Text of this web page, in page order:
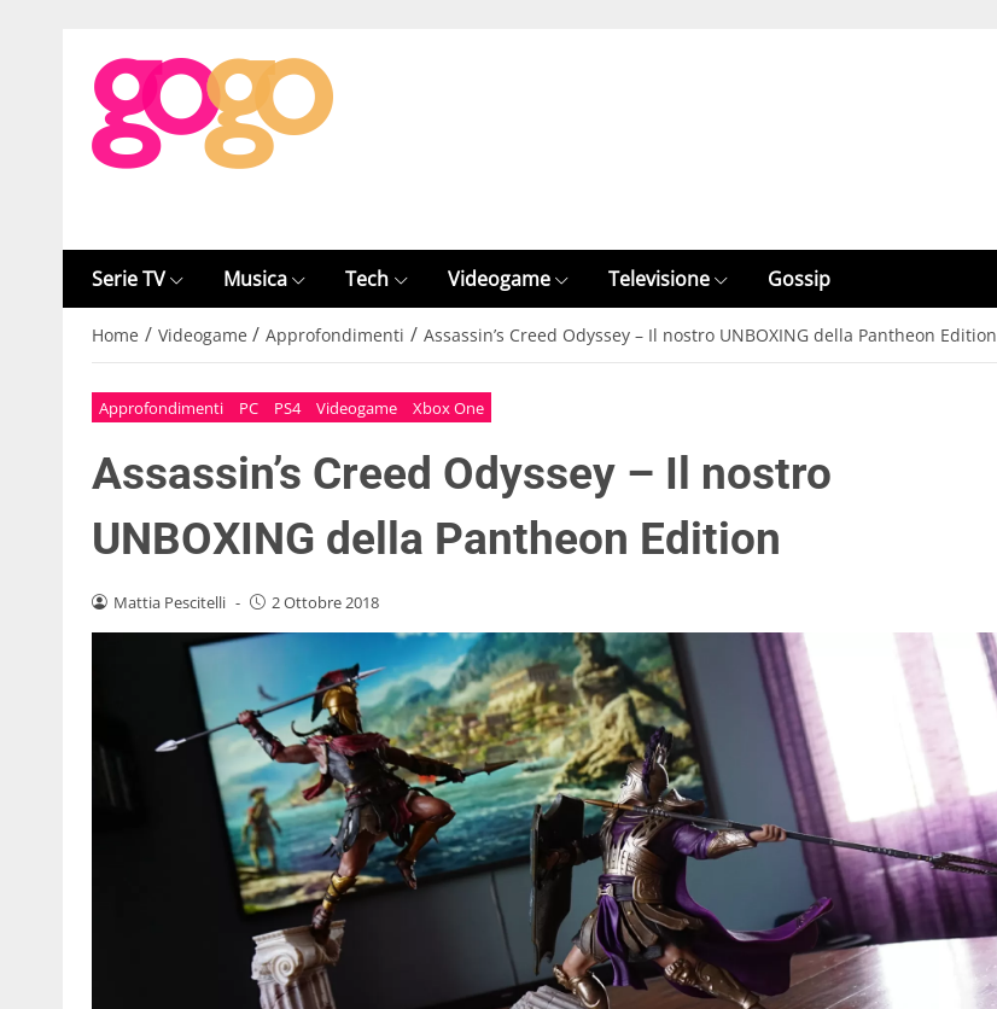
Serie TV Musica Tech Videogame Televisione Gossip
Home / Videogame / Approfondimenti / Assassin’s Creed Odyssey – Il nostro UNBOXING della Pantheon Edition
Approfondimenti PC PS4 Videogame Xbox One
Assassin’s Creed Odyssey – Il nostro
UNBOXING della Pantheon Edition
Mattia Pescitelli - 2 Ottobre 2018